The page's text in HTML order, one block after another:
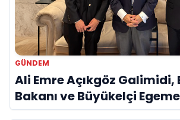
GÜNDEM
Ali Emre Açıkgöz Galimidi,
Bakanı ve Büyükelçi
Bir Araya Geldi